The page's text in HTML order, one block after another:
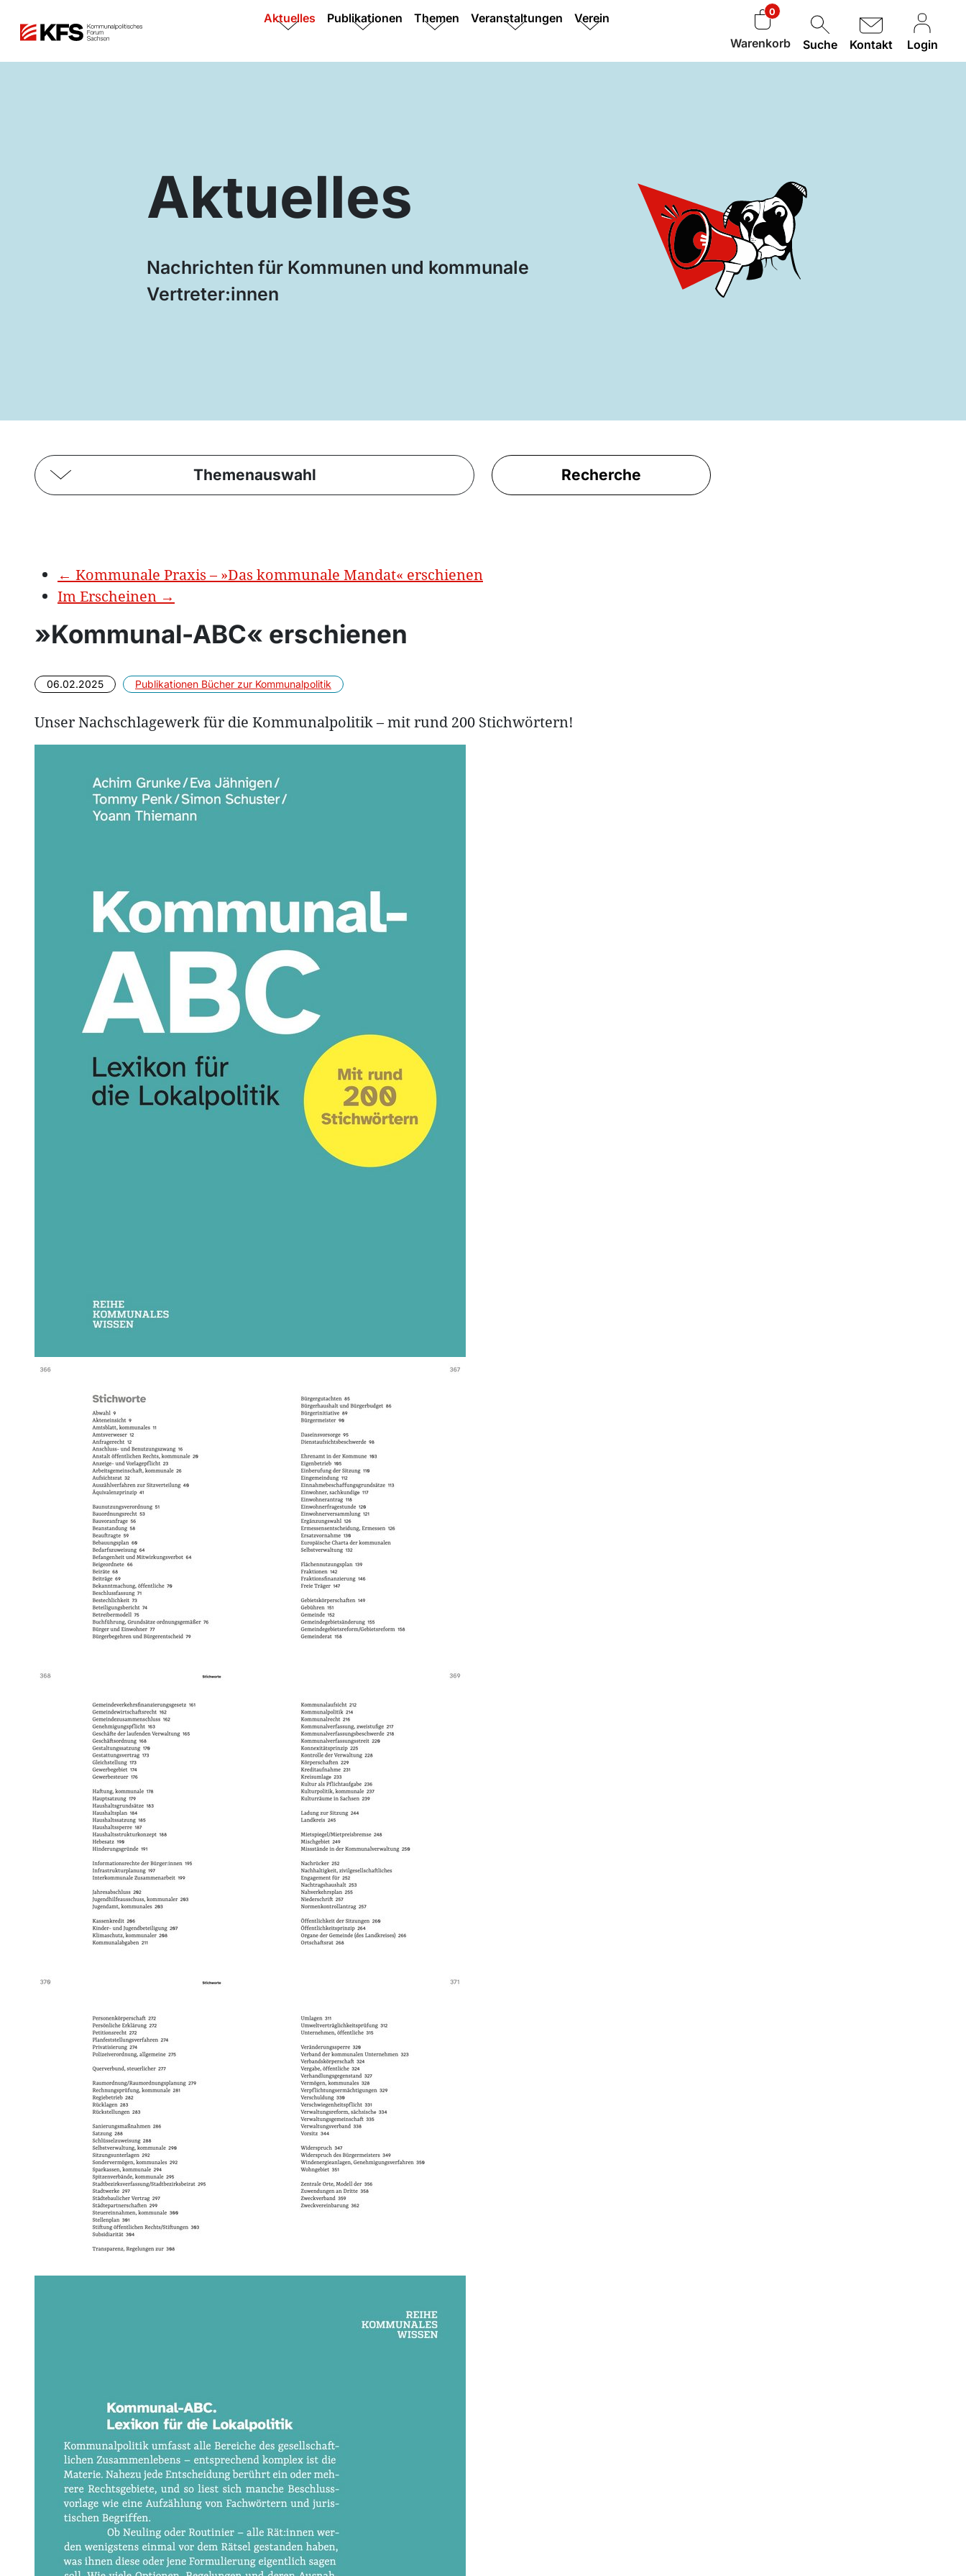
Aktuelles Publikationen Themen Veranstaltungen Verein 0
Warenkorb Suche Kontakt Login
Aktuelles
Nachrichten für Kommunen und kommunale
Vertreter:innen
Themenauswahl Recherche
← Kommunale Praxis – »Das kommunale Mandat« erschienen
Im Erscheinen →
»Kommunal-ABC« erschienen
06.02.2025 Publikationen Bücher zur Kommunalpolitik
Unser Nachschlagewerk für die Kommunalpolitik – mit rund 200 Stichwörtern!